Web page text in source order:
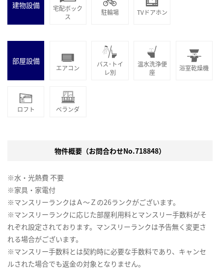
建物設備
宅配ボック
ス
駐輪場 TVドアホン
部屋設備
エアコン
バス･トイ
レ別
温水洗浄便
座
浴室乾燥機
ロフト ベランダ
物件概要（お問合わせNo.718848）
※水・光熱費 不要
※家具・家電付
※マンスリーランクはＡ～Ｚの26ランクがございます。
※マンスリーランクに応じた部屋利用料とマンスリー手数料がそ
れぞれ設定されております。マンスリーランクは予告無く変更さ
れる場合がございます。
※マンスリー手数料とは契約時に必要な手数料であり、キャンセ
ルされた場合でも返金の対象となりません。